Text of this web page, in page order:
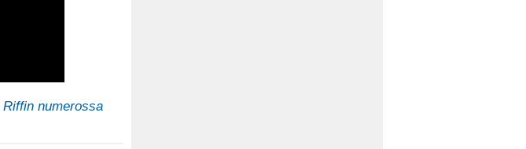
Riffin numerossa